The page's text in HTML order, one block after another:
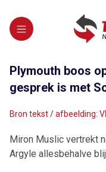
Plymouth boos
gesprek is met
Bron tekst / afbeelding:
Miron Muslic vertrekt
Argyle allesbehalve